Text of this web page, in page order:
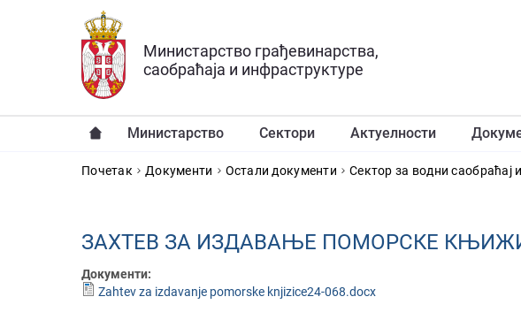
Прескочи на главни део садржаја
Министарство грађевинарства,
саобраћаја и инфраструктуре
Министарство Сектори Актуелности
YOU ARE HERE
Почетак Документи Остали документи Сектор за водни саобраћај
ЗАХТЕВ ЗА ИЗДАВАЊЕ ПОМОРСКЕ
Документи:
Zahtev za izdavanje pomorske knjizice24-068.docx